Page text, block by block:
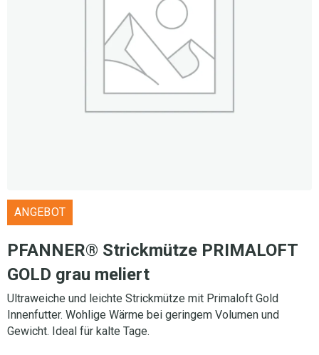
ANGEBOT
PFANNER® Strickmütze PRIMALOFT
GOLD grau meliert
Ultraweiche und leichte Strickmütze mit Primaloft Gold
Innenfutter. Wohlige Wärme bei geringem Volumen und
Gewicht. Ideal für kalte Tage.